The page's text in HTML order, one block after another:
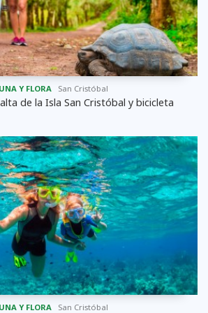
Y FLORA San Cristóbal
de la Isla San Cristóbal y bicicleta
Y FLORA San Cristóbal